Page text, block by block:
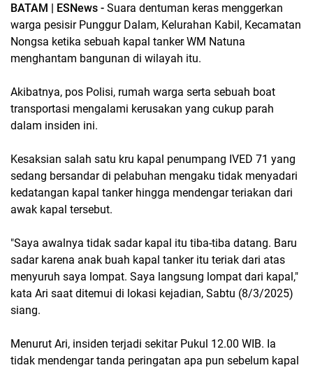
BATAM | ESNews - Suara dentuman keras menggerkan
warga pesisir Punggur Dalam, Kelurahan Kabil, Kecamatan
Nongsa ketika sebuah kapal tanker WM Natuna
menghantam bangunan di wilayah itu.
Akibatnya, pos Polisi, rumah warga serta sebuah boat
transportasi mengalami kerusakan yang cukup parah
dalam insiden ini.
Kesaksian salah satu kru kapal penumpang IVED 71 yang
sedang bersandar di pelabuhan mengaku tidak menyadari
kedatangan kapal tanker hingga mendengar teriakan dari
awak kapal tersebut.
"Saya awalnya tidak sadar kapal itu tiba-tiba datang. Baru
sadar karena anak buah kapal tanker itu teriak dari atas
menyuruh saya lompat. Saya langsung lompat dari kapal,"
kata Ari saat ditemui di lokasi kejadian, Sabtu (8/3/2025)
siang.
Menurut Ari, insiden terjadi sekitar Pukul 12.00 WIB. Ia
tidak mendengar tanda peringatan apa pun sebelum kapal